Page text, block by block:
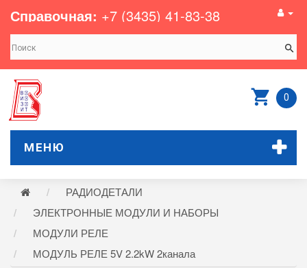
Справочная: +7 (3435) 41-83-38
0
МЕНЮ
РАДИОДЕТАЛИ
ЭЛЕКТРОННЫЕ МОДУЛИ И НАБОРЫ
МОДУЛИ РЕЛЕ
МОДУЛЬ РЕЛЕ 5V 2.2kW 2канала